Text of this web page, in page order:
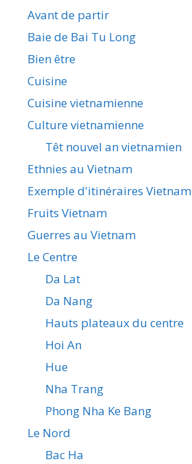
Avant de partir
Baie de Bai Tu Long
Bien être
Cuisine
Cuisine vietnamienne
Culture vietnamienne
Têt nouvel an vietnamien
Ethnies au Vietnam
Exemple d'itinéraires Vietnam
Fruits Vietnam
Guerres au Vietnam
Le Centre
Da Lat
Da Nang
Hauts plateaux du centre
Hoi An
Hue
Nha Trang
Phong Nha Ke Bang
Le Nord
Bac Ha